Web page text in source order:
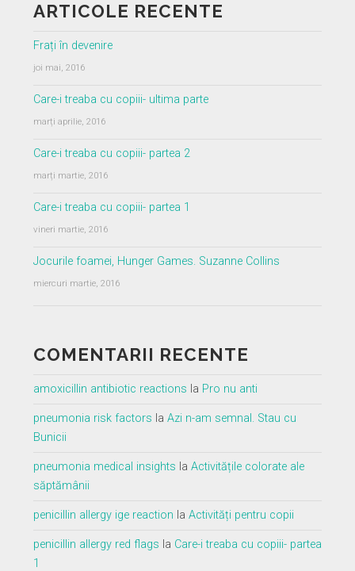
ARTICOLE RECENTE
Frați în devenire
joi mai, 2016
Care-i treaba cu copiii- ultima parte
marți aprilie, 2016
Care-i treaba cu copiii- partea 2
marți martie, 2016
Care-i treaba cu copiii- partea 1
vineri martie, 2016
Jocurile foamei, Hunger Games. Suzanne Collins
miercuri martie, 2016
COMENTARII RECENTE
amoxicillin antibiotic reactions la Pro nu anti
pneumonia risk factors la Azi n-am semnal. Stau cu
Bunicii
pneumonia medical insights la Activitățile colorate ale
săptămânii
penicillin allergy ige reaction la Activități pentru copii
penicillin allergy red flags la Care-i treaba cu copiii- partea
1